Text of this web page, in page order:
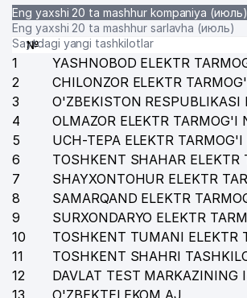
32 PX SERVIS MChJ
STANDARTLASHTIRISH,
(STANDARTLAR INSTITUTI) II
HOJI-AKBAR-AVSAL MChJ
Eng yaxshi 20 ta mashhur kompaniya (июль)
Eng yaxshi 20 ta mashhur sarlavha (июль)
Saytdagi yangi tashkilotlar
№
1 YASHNOBOD ELEKTR
2
CHILONZOR ELEKTR
3
O'ZBEKISTON
4
OLMAZOR ELEKTR TARMOG'I
5
UCH-TEPA ELEKTR
6
TOSHKENT SHAHAR ELEKTR
7
SHAYXONTOHUR ELEKTR
8
SAMARQAND ELEKTR
9
SURXONDARYO ELEKTR
10
TOSHKENT TUMANI ELEKTR
11
TOSHKENT SHAHRI
12
DAVLAT TEST MARKAZINING
13
O'ZBEKTELEKOM AJ